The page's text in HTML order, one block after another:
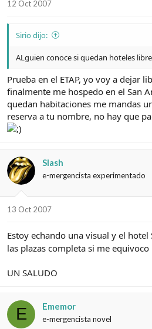
12 Oct 2007
Sirio dijo:
ALguien conoce si quedan hoteles
Prueba en el ETAP, yo voy a dejar
finalmente me hospedo en el San
quedan habitaciones me mandas
reserva a tu nombre, no hay que
Slash
e-mergencista experimentado
13 Oct 2007
Estoy echando una visual y el
las plazas completa si me equivoco
UN SALUDO
E Ememor
e-mergencista novel